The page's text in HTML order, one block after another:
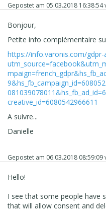
Gepostet am 05.03.2018 16:38:54
Bonjour,
Petite info complémentaire
https://info.varonis.com/gdpr-
creative_id=6080542966611
A suivre...
Danielle
Gepostet am 06.03.2018 08:59:09
Hello!
I see that some people have
that will allow consent and